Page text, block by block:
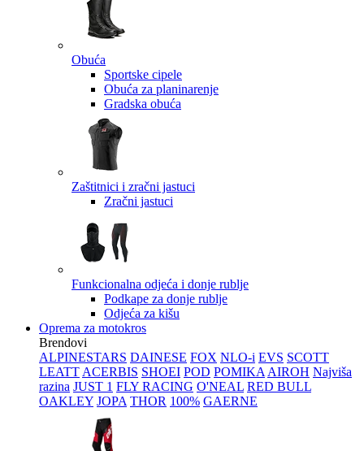
Obuća
Sportske cipele
Obuća za planinarenje
Gradska obuća
Zaštitnici i zračni jastuci
Zračni jastuci
Funkcionalna odjeća i donje rublje
Podkape za donje rublje
Odjeća za kišu
Oprema za motokros
Brendovi
ALPINESTARS DAINESE FOX NLO-i EVS SCOTT
LEATT ACERBIS SHOEI POD POMIKA AIROH Najviša
razina JUST 1 FLY RACING O'NEAL RED BULL
OAKLEY JOPA THOR 100% GAERNE